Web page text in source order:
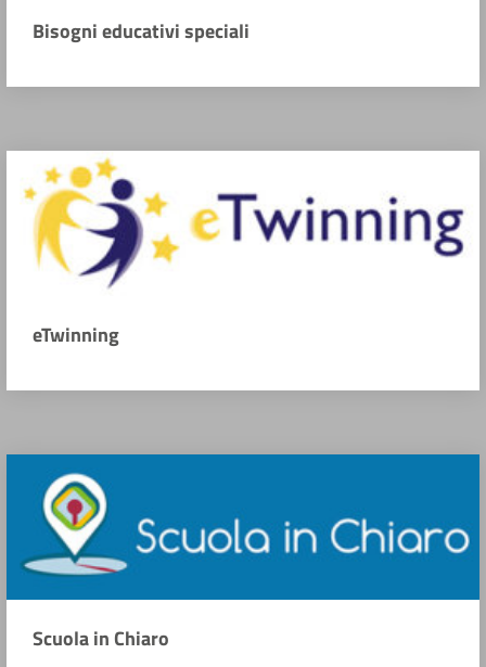
Bisogni educativi speciali
eTwinning
Scuola in Chiaro